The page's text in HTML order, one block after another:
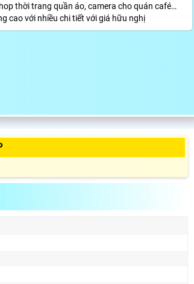
thời trang quần áo, camera cho quán café…
cao với nhiều chi tiết với giá hữu nghị